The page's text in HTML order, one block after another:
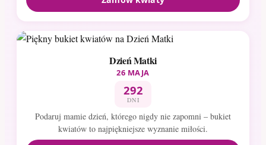
Dzień Matki
26 MAJA
292
DNI
Podaruj mamie dzień, którego nigdy nie zapomni – bukiet
kwiatów to najpiękniejsze wyznanie miłości.